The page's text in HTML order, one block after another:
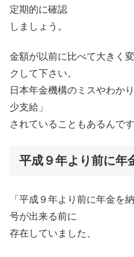
定期的に確認
しましょう。
金額が以前に比べて大きく
クして下さい。
日本年金機構のミスやわか
少支給」
されていることもあるんです
平成９年より前に年
「平成９年より前に年金を
号が出来る前に
存在していました、